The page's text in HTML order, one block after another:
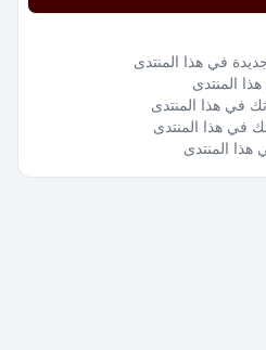
في هذا المنتدى
المنتدى
في هذا المنتدى
في هذا المنتدى
المنتدى